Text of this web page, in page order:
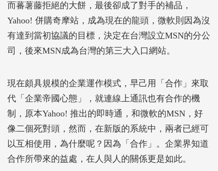
而蕃薯藤拒絕的大餅，最後卻成了對手的補品，
Yahoo! 併購奇摩站，成為現在的龍頭，微軟則因為沒
有達到當初協議的目標，決定在台灣設立MSN的分公
司，後來MSN成為台灣的第三大入口網站。
現在頗具規模的企業運作模式，早己用「合作」來取
代「企業帝國心態」，就連線上通訊也有合作的機
制，原本Yahoo! 推出的即時通，和微軟的MSN，好
像二個死對頭，然而，在新版的系統中，兩者已經可
以互相使用，為什麼呢？因為「合作」。企業界知道
合作所帶來的益處，在人與人的關係更是如此。